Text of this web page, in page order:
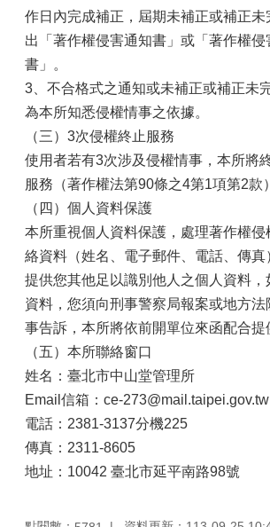
作日內完成補正，屆期未補正或補正未
出「著作權侵害通知書」或「著作權侵
書」。
3、不合格式之通知或未補正或補正未
為本所知悉侵權情事之依據。
（三）3次侵權終止服務
使用者若有3次涉及侵權情事，本所將
服務（著作權法第90條之4第1項第2款
（四）個人資料保護
本所重視個人資料保護，處理著作權
絡資料（姓名、電子郵件、電話、傳真
提供您其他足以識別他人之個人資料
資料，您須向刑事警察局報案或地方法
事告訴，本所將依前開單位來函配合提
（五）本所聯絡窗口
姓名：臺北市中山堂管理所
Email信箱：ce-273@mail.taipei.gov.tw
電話：2381-3137分機225
傳真：2311-8605
地址：10042 臺北市延平南路98號